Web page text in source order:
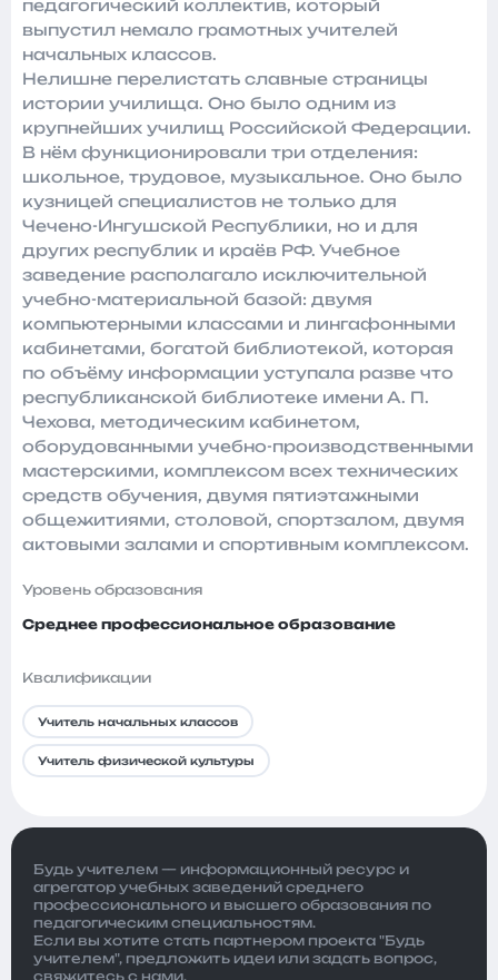
педагогический коллектив, который
выпустил немало грамотных учителей
начальных классов.
Нелишне перелистать славные страницы
истории училища. Оно было одним из
крупнейших училищ Российской Федерации.
В нём функционировали три отделения:
школьное, трудовое, музыкальное. Оно было
кузницей специалистов не только для
Чечено-Ингушской Республики, но и для
других республик и краёв РФ. Учебное
заведение располагало исключительной
учебно-материальной базой: двумя
компьютерными классами и лингафонными
кабинетами, богатой библиотекой, которая
по объёму информации уступала разве что
республиканской библиотеке имени А. П.
Чехова, методическим кабинетом,
оборудованными учебно-производственными
мастерскими, комплексом всех технических
средств обучения, двумя пятиэтажными
общежитиями, столовой, спортзалом, двумя
актовыми залами и спортивным комплексом.
Уровень образования
Среднее профессиональное образование
Квалификации
Учитель начальных классов
Учитель физической культуры
Будь учителем — информационный ресурс и
агрегатор учебных заведений среднего
профессионального и высшего образования по
педагогическим специальностям.
Если вы хотите стать партнером проекта "Будь
учителем", предложить идеи или задать вопрос,
свяжитесь с нами.